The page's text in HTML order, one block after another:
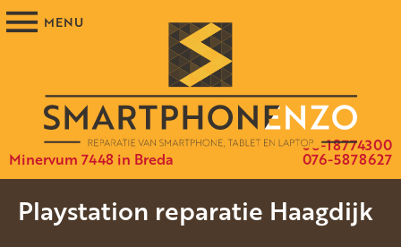
Minervum 7448 in Breda 076-5878627
06-18774300
Playstation reparatie Haagdijk